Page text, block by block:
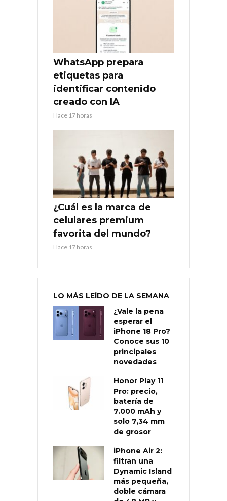
WhatsApp prepara
etiquetas para
identificar contenido
creado con IA
Hace 17 horas
¿Cuál es la marca de
celulares premium
favorita del mundo?
Hace 17 horas
LO MÁS LEÍDO DE LA SEMANA
¿Vale la pena
esperar el
iPhone 18 Pro?
Conoce sus 10
principales
novedades
Honor Play 11
Pro: precio,
batería de
7.000 mAh y
solo 7,34 mm
de grosor
iPhone Air 2:
filtran una
Dynamic Island
más pequeña,
doble cámara